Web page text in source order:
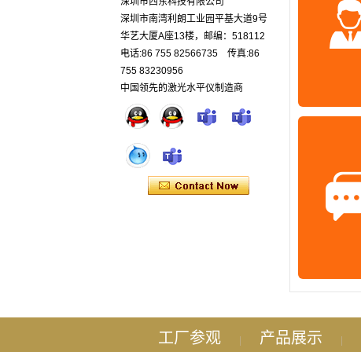
深圳市南湾利朗工业园平基大道9号
华艺大厦A座13楼，邮编：518112
电话:86 755 82566735 传真:86
755 83230956
中国领先的激光水平仪制造商
工厂参观 产品展示